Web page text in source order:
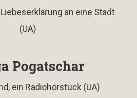
an eine Stadt
(UA)
Pogatschar
ein Radiohörstück (UA)